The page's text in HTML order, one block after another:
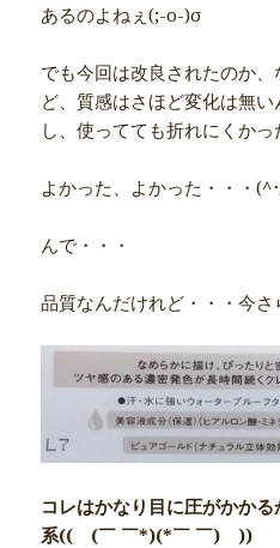
あるのよねぇ(;-o-)σ
でも今回は改良されたのか
ど、質感はさほど変化は無
し、使ってても折れにくか
よかった、よかった・・・(^
んで・・・
品質なんだけれど・・・今さ
コレはかなり目に圧がかか
系(( (￣ ￣*)(*￣ ￣) ))